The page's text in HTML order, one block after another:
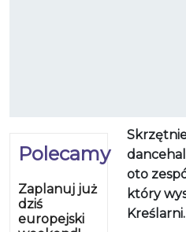
Polecamy
Zaplanuj już
dziś
europejski
oto
który
Kreślarni.